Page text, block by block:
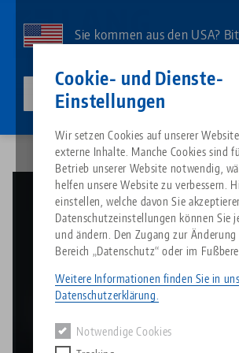
Cookie- und Dienste-
Einstellungen
Wir setzen Cookies auf unserer
externe Inhalte. Manche Cookies sind
Betrieb unserer Website notwendig,
helfen unsere Website zu verbessern.
einstellen, welche davon Sie
Datenschutzeinstellungen können Sie
und ändern. Den Zugang zur
Bereich „Datenschutz“ oder im
Weitere Informationen finden Sie in
Datenschutzerklärung.
Notwendige Cookies
Inhalt
Sie kommen aus den USA?
US-Website, um
lang-technik-usa.com
Alles
Über
FAQ
Katalog
Blog
News
Messen
Passende Produkte
Es tut uns leid. Wir konnten keine Ergebnisse
Zur Produktübersicht
Search
Downloads
Breadcrumb
Dieses Video wird durch Youtube
sich das Video anzusehen,
Datenschutz-Einstellungen